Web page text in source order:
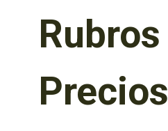
Rubros
Precios